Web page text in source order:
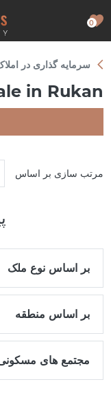
0
سرمایه گذاری در
in Rukan
مرتب سازی بر اساس
بر اساس نوع ملک
بر اساس منطقه
مجتمع های